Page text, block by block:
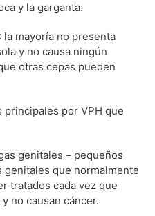
y la garganta.
la mayoría no presenta
y no causa ningún
otras cepas pueden
por VPH que
genitales – pequeños
que normalmente
tratados cada vez que
no causan cáncer.